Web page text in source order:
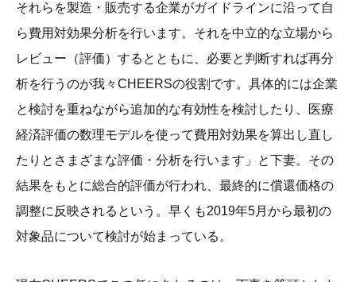
それらを製造・販売する企業がガイドラインに沿って自
ら費用対効果分析を行います。それを中立的な立場から
レビュー（評価）するとともに、必要と判断すれば再分
析を行うのが我々CHEERSの役割です。具体的には企業
と検討を重ねながら追加的な有効性を検討したり、医療
経済評価の数理モデルを使って費用対効果を算出し直し
たりとさまざまな評価・分析を行います」と下妻。その
結果をもとに総合的評価が行われ、最終的に償還価格の
調整に反映されるという。早くも2019年5月から最初の
対象品について検討が始まっている。